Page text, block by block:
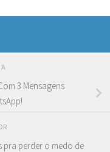
3 Mensagens
pra perder o medo de